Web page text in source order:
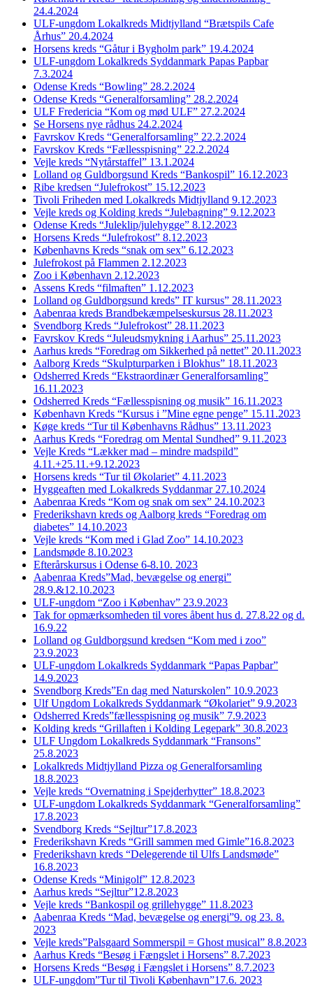
24.4.2024
ULF-ungdom Lokalkreds Midtjylland “Brætspils Cafe
Århus” 20.4.2024
Horsens kreds “Gåtur i Bygholm park” 19.4.2024
ULF-ungdom Lokalkreds Syddanmark Papas Papbar
7.3.2024
Odense Kreds “Bowling” 28.2.2024
Odense Kreds “Generalforsamling” 28.2.2024
ULF Fredericia “Kom og mød ULF” 27.2.2024
Se Horsens nye rådhus 24.2.2024
Favrskov Kreds “Generalforsamling” 22.2.2024
Favrskov Kreds “Fællesspisning” 22.2.2024
Vejle kreds “Nytårstaffel” 13.1.2024
Lolland og Guldborgsund Kreds “Bankospil” 16.12.2023
Ribe kredsen “Julefrokost” 15.12.2023
Tivoli Friheden med Lokalkreds Midtjylland 9.12.2023
Vejle kreds og Kolding kreds “Julebagning” 9.12.2023
Odense Kreds “Juleklip/julehygge” 8.12.2023
Horsens Kreds “Julefrokost” 8.12.2023
Københavns Kreds “snak om sex” 6.12.2023
Julefrokost på Flammen 2.12.2023
Zoo i København 2.12.2023
Assens Kreds “filmaften” 1.12.2023
Lolland og Guldborgsund kreds” IT kursus” 28.11.2023
Aabenraa kreds Brandbekæmpelseskursus 28.11.2023
Svendborg Kreds “Julefrokost” 28.11.2023
Favrskov Kreds “Juleudsmykning i Aarhus” 25.11.2023
Aarhus kreds “Foredrag om Sikkerhed på nettet” 20.11.2023
Aalborg Kreds “Skulpturparken i Blokhus” 18.11.2023
Odsherred Kreds “Ekstraordinær Generalforsamling”
16.11.2023
Odsherred Kreds “Fællesspisning og musik” 16.11.2023
København Kreds “Kursus i ”Mine egne penge” 15.11.2023
Køge kreds “Tur til Københavns Rådhus” 13.11.2023
Aarhus Kreds “Foredrag om Mental Sundhed” 9.11.2023
Vejle Kreds “Lækker mad – mindre madspild”
4.11.+25.11.+9.12.2023
Horsens kreds “Tur til Økolariet” 4.11.2023
Hyggeaften med Lokalkreds Syddanmar 27.10.2024
Aabenraa Kreds “Kom og snak om sex” 24.10.2023
Frederikshavn kreds og Aalborg kreds “Foredrag om
diabetes” 14.10.2023
Vejle kreds “Kom med i Glad Zoo” 14.10.2023
Landsmøde 8.10.2023
Efterårskursus i Odense 6-8.10. 2023
Aabenraa Kreds”Mad, bevægelse og energi”
28.9.&12.10.2023
ULF-ungdom “Zoo i Københav” 23.9.2023
Tak for opmærksomheden til vores åbent hus d. 27.8.22 og d.
16.9.22
Lolland og Guldborgsund kredsen “Kom med i zoo”
23.9.2023
ULF-ungdom Lokalkreds Syddanmark “Papas Papbar”
14.9.2023
Svendborg Kreds”En dag med Naturskolen” 10.9.2023
Ulf Ungdom Lokalkreds Syddanmark “Økolariet” 9.9.2023
Odsherred Kreds”fællesspisning og musik” 7.9.2023
Kolding kreds “Grillaften i Kolding Legepark” 30.8.2023
ULF Ungdom Lokalkreds Syddanmark “Fransons”
25.8.2023
Lokalkreds Midtjylland Pizza og Generalforsamling
18.8.2023
Vejle kreds “Overnatning i Spejderhytter” 18.8.2023
ULF-ungdom Lokalkreds Syddanmark “Generalforsamling”
17.8.2023
Svendborg Kreds “Sejltur”17.8.2023
Frederikshavn Kreds “Grill sammen med Gimle”16.8.2023
Frederikshavn kreds “Delegerende til Ulfs Landsmøde”
16.8.2023
Odense Kreds “Minigolf” 12.8.2023
Aarhus kreds “Sejltur”12.8.2023
Vejle kreds “Bankospil og grillehygge” 11.8.2023
Aabenraa Kreds “Mad, bevægelse og energi”9. og 23. 8.
2023
Vejle kreds”Palsgaard Sommerspil = Ghost musical” 8.8.2023
Aarhus Kreds “Besøg i Fængslet i Horsens” 8.7.2023
Horsens Kreds “Besøg i Fængslet i Horsens” 8.7.2023
ULF-ungdom”Tur til Tivoli København”17.6. 2023